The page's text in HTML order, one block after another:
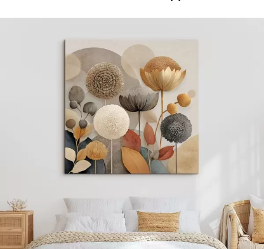
Від392.00грн
Яскраві, насичені кольори
Стійкість до вицвітання
Безпечне чорнило без запаху
Поверхня з текстурою полотна
Екологічний матеріал
грн
Яскраві, насичені кольори
Стійкість до вицвітання
✓ Поверхня з текстурою полотна
✗ Екологічний матеріал